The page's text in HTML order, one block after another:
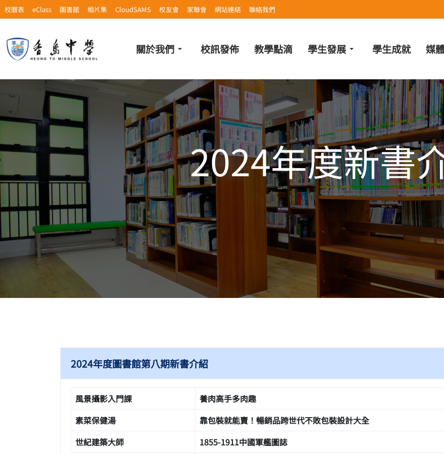
校曆表 eClass 圖書館 相片集 CloudSAMS 校友會 家聯會 網站連結 聯絡我們
關於我們 校訊發佈 教學點滴 學生發展 學生成就 媒
2024年度新書
2024年度圖書館第八期新書介紹
風景攝影入門課
養肉高手多肉趣
素菜保健湯
靠包裝就能賣！暢銷品跨世代不敗包裝設計大全
世紀建築大師
1855-1911中國軍艦圖誌